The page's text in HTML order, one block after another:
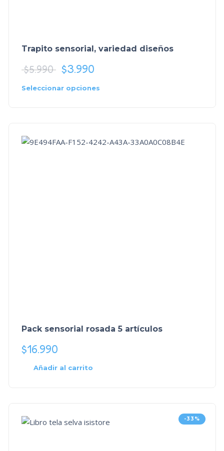
Trapito sensorial, variedad diseños
$5.990 $3.990
Seleccionar opciones
Pack sensorial rosada 5 artículos
$16.990
Añadir al carrito
-33%